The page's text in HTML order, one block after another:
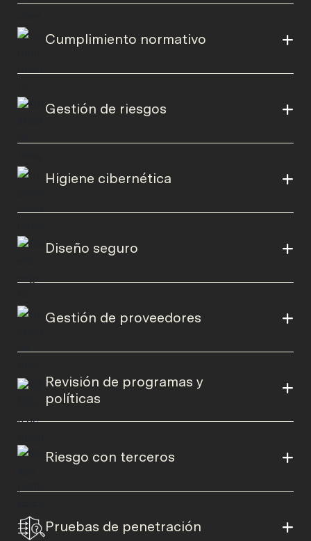
Cumplimiento normativo
Gestión de riesgos
Higiene cibernética
Diseño seguro
Gestión de proveedores
Revisión de programas y
políticas
Riesgo con terceros
Pruebas de penetración